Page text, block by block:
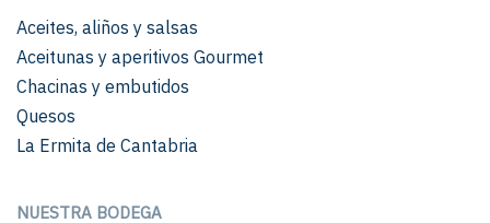
Aceites, aliños y salsas
Aceitunas y aperitivos Gourmet
Chacinas y embutidos
Quesos
La Ermita de Cantabria
NUESTRA BODEGA